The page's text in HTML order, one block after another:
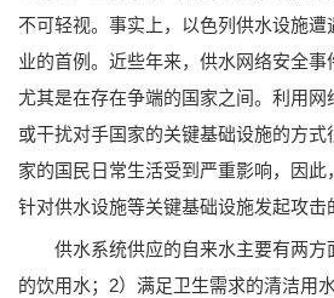
不可轻视。事实上，以色列供水设施
业的首例。近些年来，供水网络安全事
尤其是在存在争端的国家之间。利用
或干扰对手国家的关键基础设施的方式
家的国民日常生活受到严重影响，因此
针对供水设施等关键基础设施发起攻击
供水系统供应的自来水主要有两方
的饮用水；2）满足卫生需求的清洁用